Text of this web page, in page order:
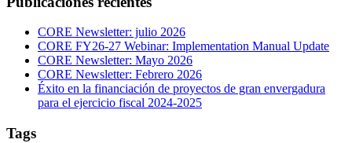
CORE Newsletter: julio 2026
CORE FY26-27 Webinar: Implementation Manual Update
CORE Newsletter: Mayo 2026
CORE Newsletter: Febrero 2026
Éxito en la financiación de proyectos de gran envergadura
para el ejercicio fiscal 2024-2025
Tags